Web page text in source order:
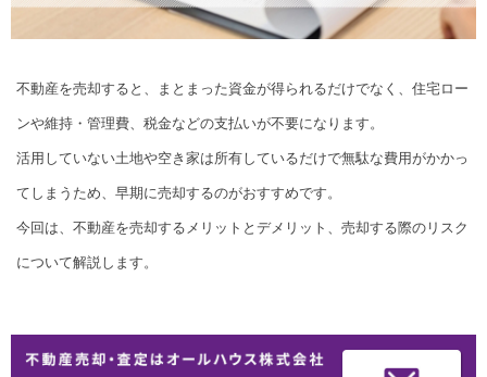
不動産を売却すると、まとまった資金が得られるだけでなく、住宅ロー
ンや維持・管理費、税金などの支払いが不要になります。
活用していない土地や空き家は所有しているだけで無駄な費用がかかっ
てしまうため、早期に売却するのがおすすめです。
今回は、不動産を売却するメリットとデメリット、売却する際のリスク
について解説します。